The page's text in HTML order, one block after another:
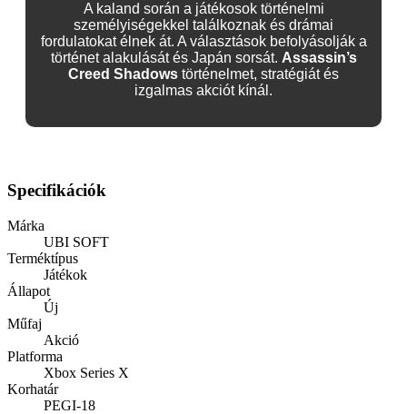
A kaland során a játékosok történelmi
személyiségekkel találkoznak és drámai
fordulatokat élnek át. A választások befolyásolják a
történet alakulását és Japán sorsát. Assassin’s
Creed Shadows történelmet, stratégiát és
izgalmas akciót kínál.
Specifikációk
Márka
UBI SOFT
Terméktípus
Játékok
Állapot
Új
Műfaj
Akció
Platforma
Xbox Series X
Korhatár
PEGI-18